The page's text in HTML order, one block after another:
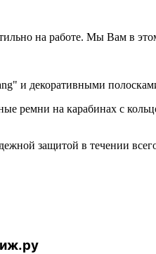
на работе. Мы Вам в
и декоративными
ремни на карабинах с
защитой в течении